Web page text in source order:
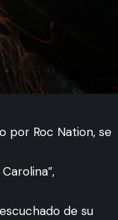
por Roc Nation, se
de su